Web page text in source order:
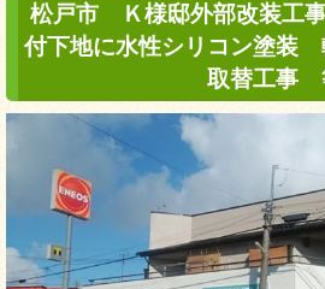
松戸市 Ｋ様邸外部改装工
付下地に水性シリコン塗
取替工事